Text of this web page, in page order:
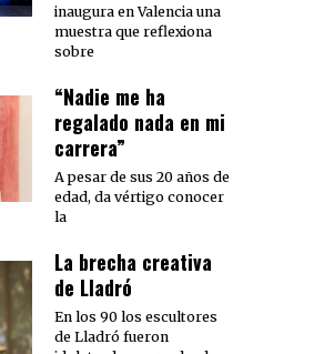
inaugura en Valencia una
muestra que reflexiona
sobre
“Nadie me ha
regalado nada en mi
carrera”
A pesar de sus 20 años de
edad, da vértigo conocer
la
La brecha creativa
de Lladró
En los 90 los escultores
de Lladró fueron